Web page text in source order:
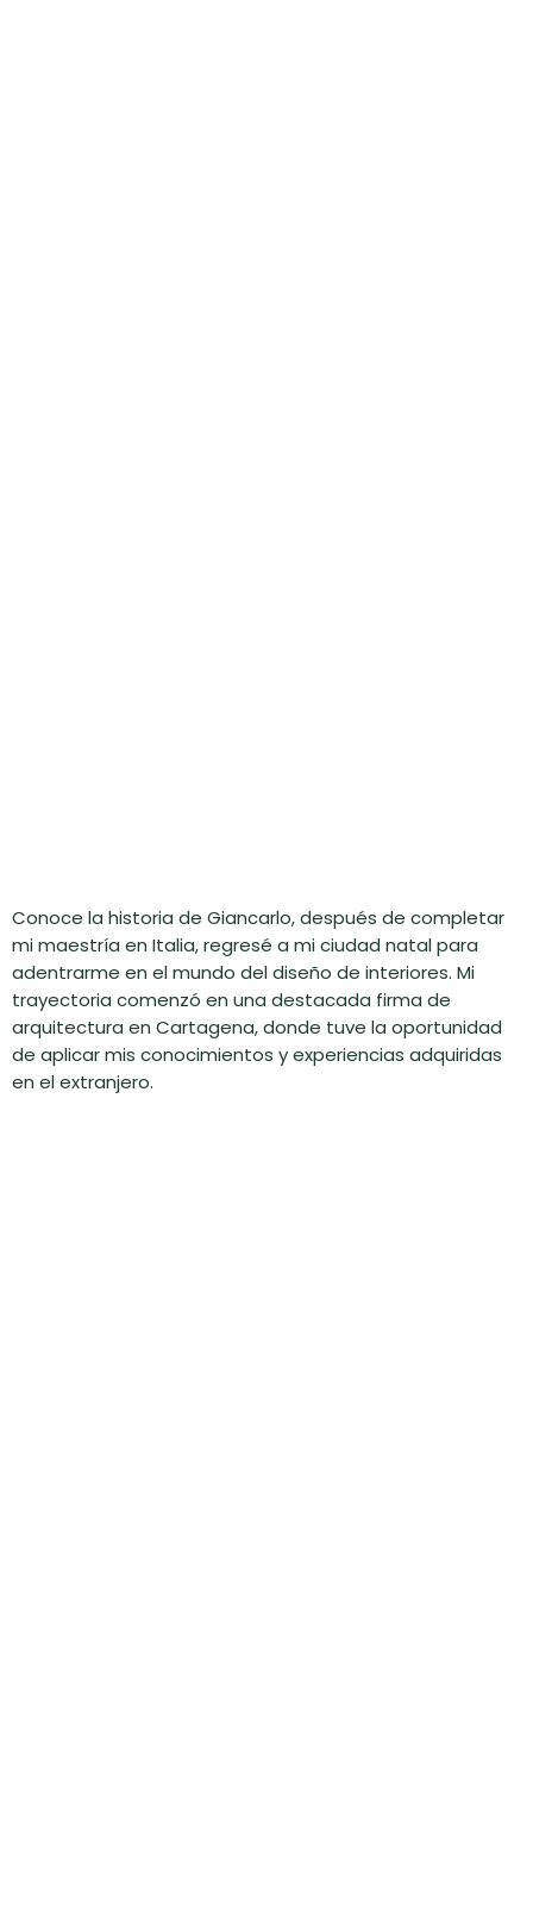
Conoce la historia de Giancarlo, después de completar
mi maestría en Italia, regresé a mi ciudad natal para
adentrarme en el mundo del diseño de interiores. Mi
trayectoria comenzó en una destacada firma de
arquitectura en Cartagena, donde tuve la oportunidad
de aplicar mis conocimientos y experiencias adquiridas
en el extranjero.